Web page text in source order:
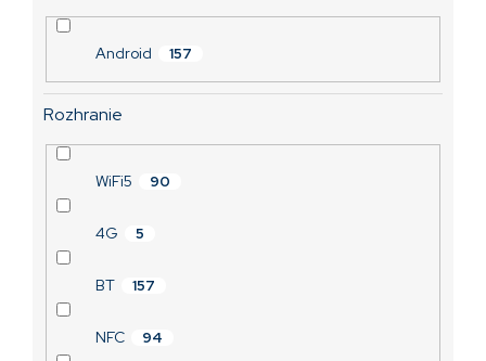
Android 157
Rozhranie
WiFi5 90
4G 5
BT 157
NFC 94